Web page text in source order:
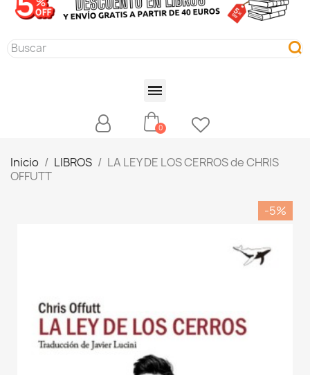
Inicio LIBROS
LA LEY DE LOS CERROS de CHRIS
OFFUTT
-5%